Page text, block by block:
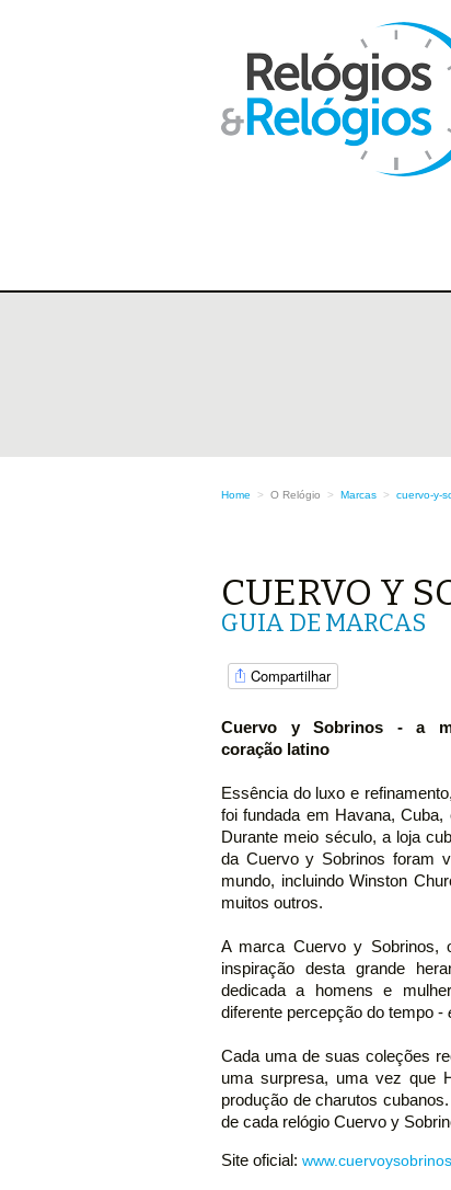
Home > O Relógio > Marcas > cuervo-y-
CUERVO Y
GUIA DE MARCAS
Compartilhar
Cuervo y Sobrinos - a
coração latino
Essência do luxo e
foi fundada em Havana, Cuba,
Durante meio século, a loja
da Cuervo y Sobrinos foram
mundo, incluindo Winston
muitos outros.
A marca Cuervo y Sobrinos,
inspiração desta grande
dedicada a homens e
diferente percepção do tempo -
Cada uma de suas coleções
uma surpresa, uma vez que
produção de charutos
de cada relógio Cuervo y
Site oficial: